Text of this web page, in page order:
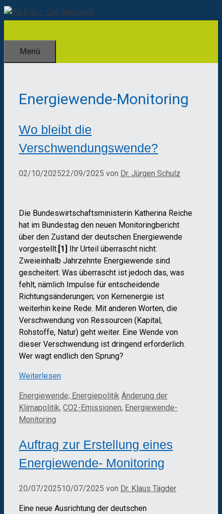
Zum
Inhalt
Menü
Energiewende-Monitoring
Wo bleibt die
Verschwendungswende?
02/10/202522/09/2025 von Dr. Jürgen Schulz
Die Bundeswirtschaftsministerin Katherina Reiche
hat im Bundestag den neuen Monitoringbericht
über den Zustand der deutschen Energiewende
vorgestellt. [1] Ihr Urteil überrascht nicht:
Zweieinhalb Jahrzehnte Energiewende sind
gescheitert. Was überrascht ist jedoch das, was
fehlt, nämlich Impulse für entscheidende
Richtungsänderungen; von Kernenergie ist
weiterhin keine Rede. Mit anderen Worten, die
Verschwendung von Ressourcen (Kapital,
Rohstoffe, Natur) geht weiter. Eine Wende von
dieser Verschwendung ist dringend erforderlich.
Wer wagt endlich den Sprung?
Weiterlesen
Kategorien
Energiewende; Energiepolitik Schlagwörter
Änderung der
Klimapolitik, CO2-Emissionen, Energiewende-
Monitoring
Auftrag zur Erstellung eines
Energiewende- Monitoring
20/07/202510/07/2025 von Dr. Klaus Tägder
Eine neue Ausrichtung der deutschen